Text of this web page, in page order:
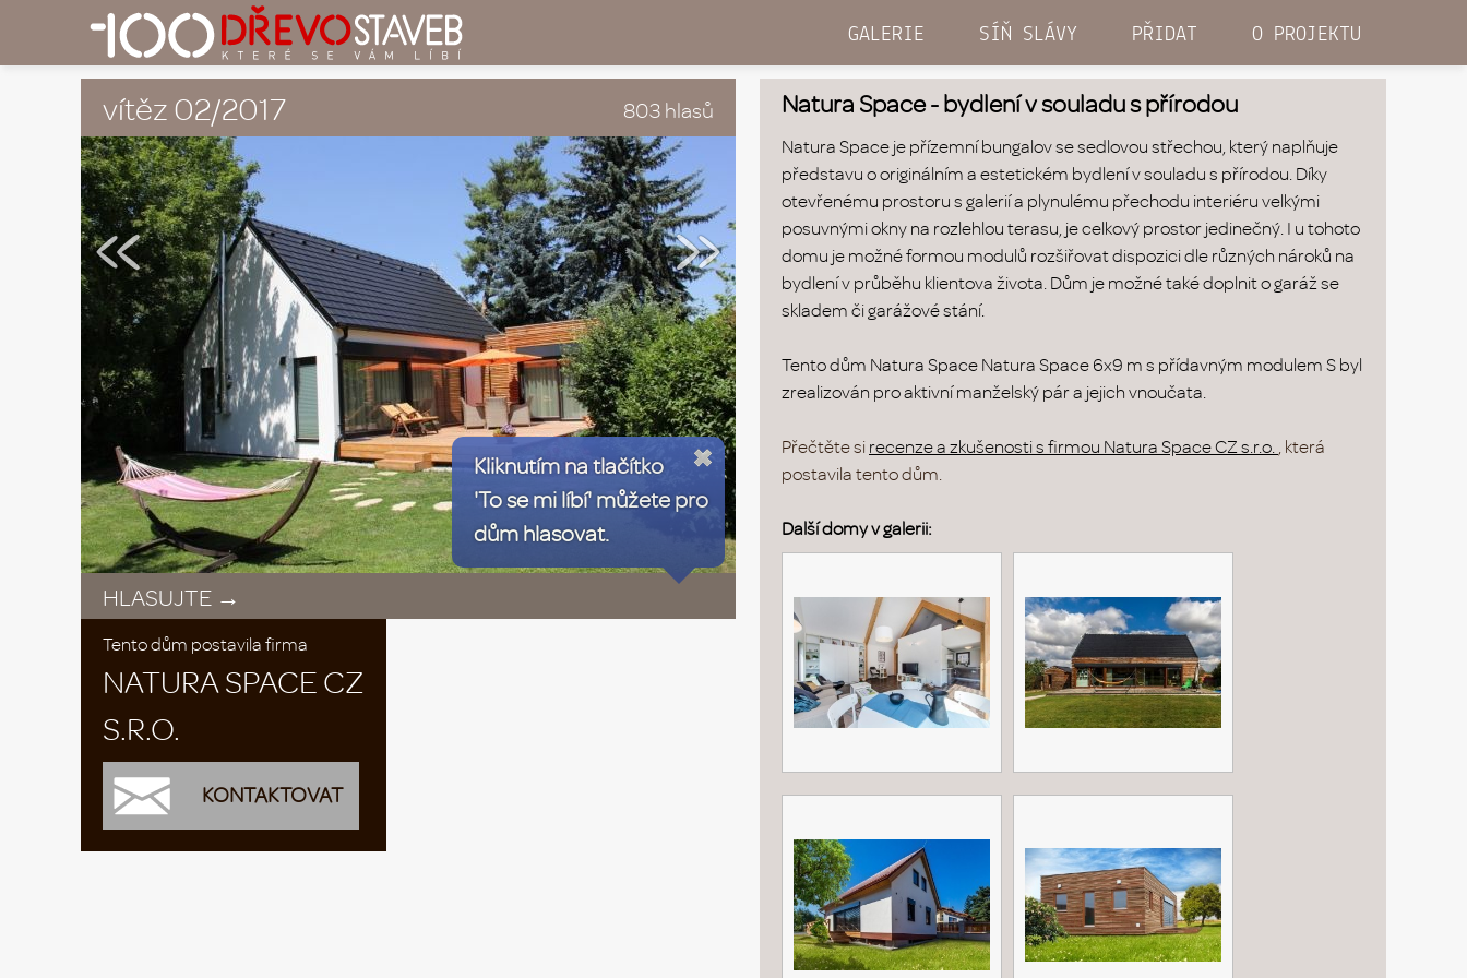
GALERIE SÍŇ SLÁVY PŘIDAT O PROJEKTU
vítěz 02/2017 803 hlasů
Kliknutím na tlačítko
'To se mi líbí' můžete pro
dům hlasovat.
»
«
HLASUJTE →
Tento dům postavila firma
NATURA SPACE CZ
S.R.O.
KONTAKTOVAT
Natura Space - bydlení v souladu s přírodou
Natura Space je přízemní bungalov se sedlovou střechou, který naplňuje
představu o originálním a estetickém bydlení v souladu s přírodou. Díky
otevřenému prostoru s galerií a plynulému přechodu interiéru velkými
posuvnými okny na rozlehlou terasu, je celkový prostor jedinečný. I u tohoto
domu je možné formou modulů rozšiřovat dispozici dle různých nároků na
bydlení v průběhu klientova života. Dům je možné také doplnit o garáž se
skladem či garážové stání.
Tento dům Natura Space Natura Space 6x9 m s přídavným modulem S byl
zrealizován pro aktivní manželský pár a jejich vnoučata.
Přečtěte sirecenze a zkušenosti s firmou Natura Space CZ s.r.o., která
postavila tento dům.
Další domy v galerii: